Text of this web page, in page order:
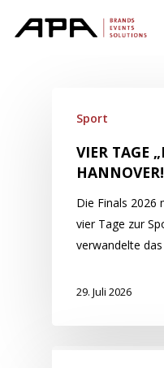
Sport
VIER TAGE
HANNOVER!
Die Finals 2026
vier Tage zur
verwandelte
29. Juli 2026